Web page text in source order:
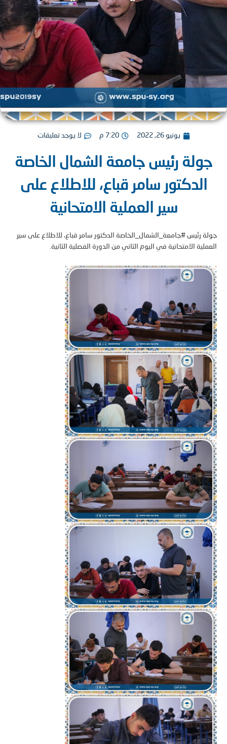
يونيو 26, 2022 7:20 م لا يوجد تعليقات
رئيس جامعة الشمال الخاصة
الدكتور سامر قباع، للاطلاع على
سير العملية الامتحانية
رئيس #جامعة_الشمال_الخاصة الدكتور سامر قباع، للاطلاع على سير
الامتحانية في اليوم الثاني من الدورة الفصلية الثانية.